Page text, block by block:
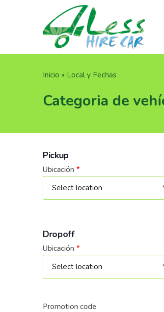
Sobrescribir
de
Inicio Local y Fechas
Categoria de
Pickup
Ubicación
Dropoff
Ubicación
Promotion code